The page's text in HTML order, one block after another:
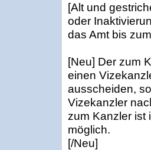
[Alt und
oder
das Amt bis
[Neu] Der zum
einen
ausscheiden,
Vizekanzler
zum Kanzler ist
möglich.
[/Neu]